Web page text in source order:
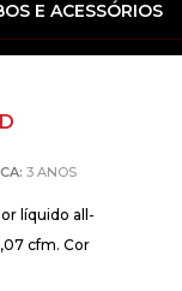
E ACESSÓRIOS
3 ANOS
líquido all-
cfm. Cor